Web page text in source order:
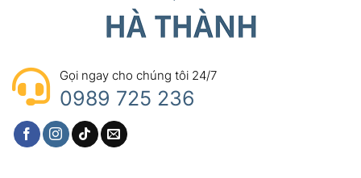
Gọi ngay cho chúng tôi 24/7
0989 725 236